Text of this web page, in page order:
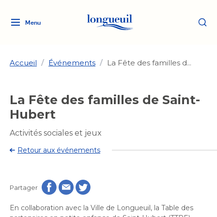
Menu
Logo
Ville
lien
Ma ville, ma propriété
Aménagement et urbanisme
Rôle d'évaluation
Loisirs et culture
Arts et culture
Bibliothèques
Développement social
Développement social
Services de proximité
Déneigement
Déneigement
Eau
Eau
Transition socioécologique
et mobilité
Quoi faire à Longueuil
Activités artistiques et
culturelles
Accueil / Événements / La Fête des familles d...
La Fête des familles de Saint-
Hubert
Activités sociales et jeux
Retour aux événements
Partager
En collaboration avec la Ville de Longueuil, la Table des